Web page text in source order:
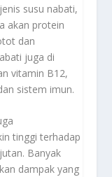
susu nabati,
akan protein
dan
juga di
vitamin B12,
sistem imun.
tinggi terhadap
Banyak
dampak yang